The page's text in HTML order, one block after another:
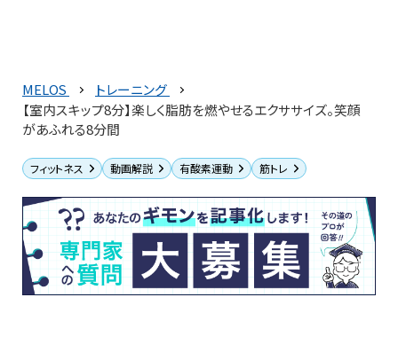
MELOS
トレーニング
【室内スキップ8分】楽しく脂肪を燃やせるエクササイズ。笑顔
があふれる8分間
フィットネス 動画解説 有酸素運動 筋トレ